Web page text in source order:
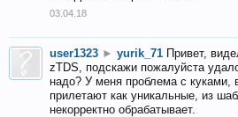
03.04.18
user1323 ► yurik_71 Привет,
zTDS, подскажи пожалуйста
надо? У меня проблема с куками,
прилетают как уникальные, из
некорректно обрабатывает.